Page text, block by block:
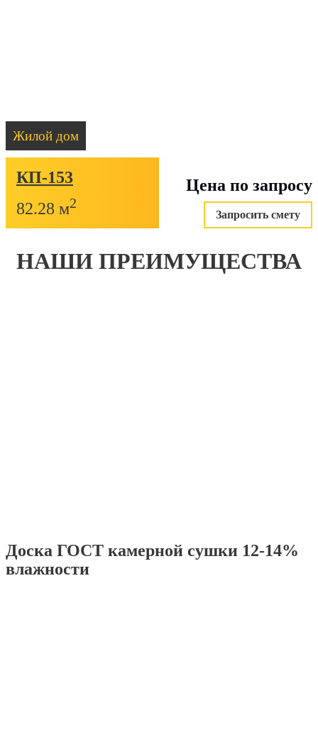
Жилой дом
КП-153
82.28 м2
Цена по запросу
Запросить смету
НАШИ ПРЕИМУЩЕСТВА
Доска ГОСТ камерной сушки 12-14%
влажности